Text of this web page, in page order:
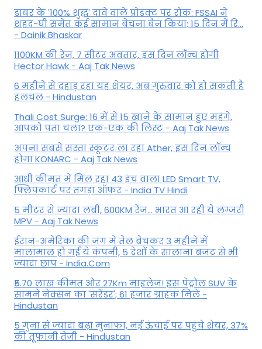
डाबर के '100% शुद्ध' दावे वाले प्रोडक्ट पर रोक: FSSAI ने
शहद-घी समेत कई सामान बेचना बैन किया; 15 दिन में रि...
- Dainik Bhaskar
1100KM की रेंज, 7 सीटर अवतार, इस दिन लॉन्च होगी
Hector Hawk - Aaj Tak News
6 महीने से दहाड़ रहा यह शेयर, अब गुरुवार को हो सकती है
हलचल - Hindustan
Thali Cost Surge: 16 में से 15 खाने के सामान हुए महंगे,
आपको पता चला? एक-एक की लिस्ट - Aaj Tak News
अपना सबसे सस्ता स्कूटर ला रहा Ather, इस दिन लॉन्च
होगा KONARC - Aaj Tak News
आधी कीमत में मिल रहा 43 इंच वाला LED Smart TV,
फ्लिपकार्ट पर तगड़ा ऑफर - India TV Hindi
5 मीटर से ज्यादा लंबी, 600KM रेंज... भारत आ रही ये लग्जरी
MPV - Aaj Tak News
ईरान-अमेरिका की जंग में तेल बेचकर 3 महीने में
मालामाल हो गई ये कंपनी, 5 देशों के सालाना बजट से भी
ज्यादा छाप - India.Com
₹5.70 लाख कीमत और 27Km माइलेज! इस पेट्रोल SUV के
सामने नेक्सन का 'सरेंडर'; 61 हजार ग्राहक मिले -
Hindustan
5 गुना से ज्यादा बढ़ा मुनाफा, नई ऊंचाई पर पहुंचे शेयर, 37%
की तूफानी तेजी - Hindustan